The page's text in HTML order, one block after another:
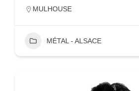
MULHOUSE
MÉTAL - ALSACE